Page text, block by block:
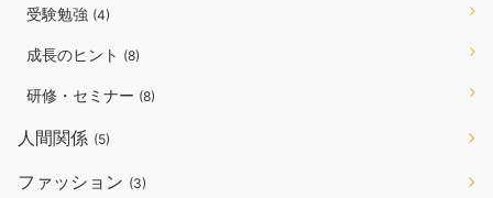
受験勉強 (4)
成長のヒント (8)
研修・セミナー (8)
人間関係 (5)
ファッション (3)